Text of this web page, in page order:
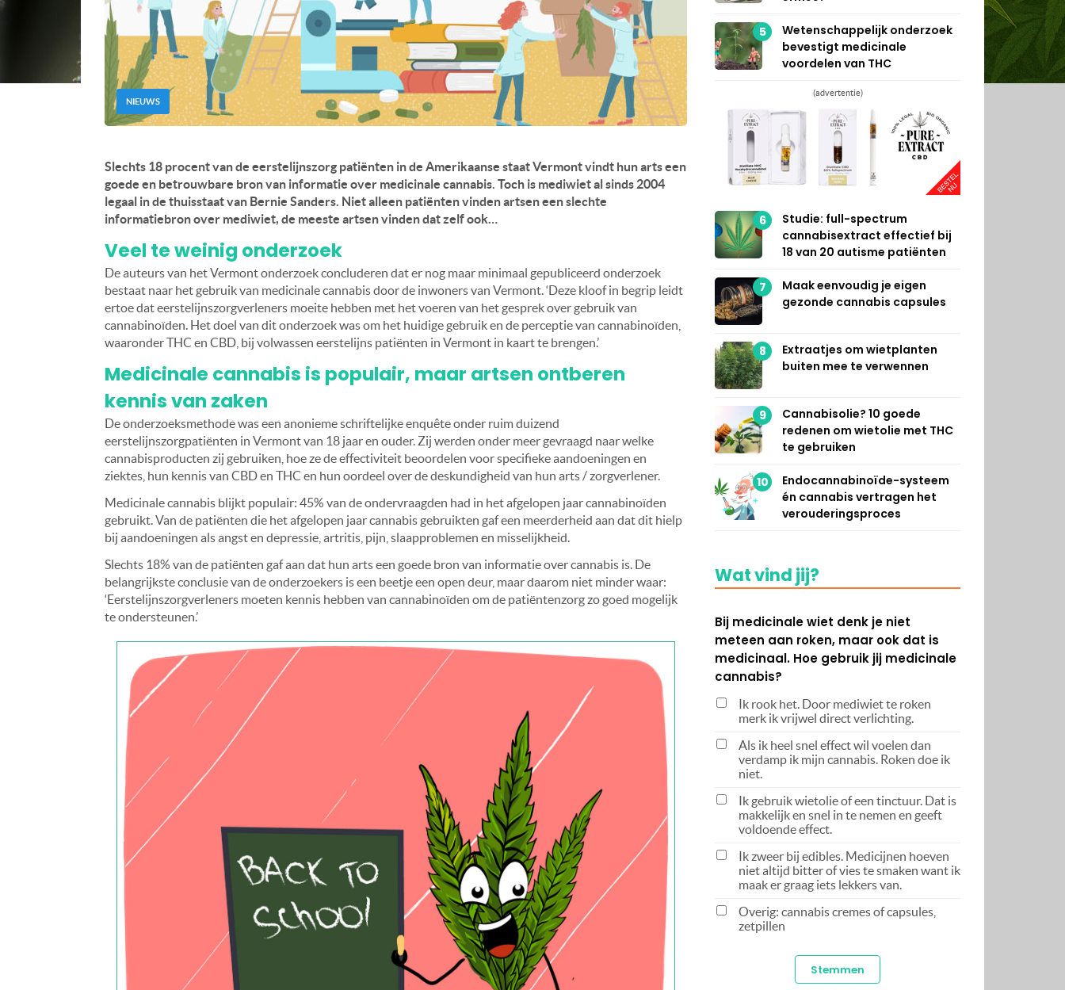
NIEUWS
Slechts 18 procent van de eerstelijnszorg patiënten in de Amerikaanse staat Vermont vindt hun arts een
goede en betrouwbare bron van informatie over medicinale cannabis. Toch is mediwiet al sinds 2004
legaal in de thuisstaat van Bernie Sanders. Niet alleen patiënten vinden artsen een slechte
informatiebron over mediwiet, de meeste artsen vinden dat zelf ook…
Veel te weinig onderzoek
De auteurs van het Vermont onderzoek concluderen dat er nog maar minimaal gepubliceerd onderzoek
bestaat naar het gebruik van medicinale cannabis door de inwoners van Vermont. ‘Deze kloof in begrip leidt
ertoe dat eerstelijnszorgverleners moeite hebben met het voeren van het gesprek over gebruik van
cannabinoïden. Het doel van dit onderzoek was om het huidige gebruik en de perceptie van cannabinoïden,
waaronder THC en CBD, bij volwassen eerstelijns patiënten in Vermont in kaart te brengen.’
Medicinale cannabis is populair, maar artsen ontberen
kennis van zaken
De onderzoeksmethode was een anonieme schriftelijke enquête onder ruim duizend
eerstelijnszorgpatiënten in Vermont van 18 jaar en ouder. Zij werden onder meer gevraagd naar welke
cannabisproducten zij gebruiken, hoe ze de effectiviteit beoordelen voor specifieke aandoeningen en
ziektes, hun kennis van CBD en THC en hun oordeel over de deskundigheid van hun arts / zorgverlener.
Medicinale cannabis blijkt populair: 45% van de ondervraagden had in het afgelopen jaar cannabinoïden
gebruikt. Van de patiënten die het afgelopen jaar cannabis gebruikten gaf een meerderheid aan dat dit hielp
bij aandoeningen als angst en depressie, artritis, pijn, slaapproblemen en misselijkheid.
Slechts 18% van de patiënten gaf aan dat hun arts een goede bron van informatie over cannabis is. De
belangrijkste conclusie van de onderzoekers is een beetje een open deur, maar daarom niet minder waar:
‘Eerstelijnszorgverleners moeten kennis hebben van cannabinoïden om de patiëntenzorg zo goed mogelijk
te ondersteunen.’
5
Wetenschappelijk onderzoek
bevestigt medicinale
voordelen van THC
(advertentie)
6
Studie: full-spectrum
cannabisextract effectief bij
18 van 20 autisme patiënten
7
Maak eenvoudig je eigen
gezonde cannabis capsules
8
Extraatjes om wietplanten
buiten mee te verwennen
9
Cannabisolie? 10 goede
redenen om wietolie met THC
te gebruiken
10
Endocannabinoïde-systeem
én cannabis vertragen het
verouderingsproces
Wat vind jij?
Bij medicinale wiet denk je niet
meteen aan roken, maar ook dat is
medicinaal. Hoe gebruik jij medicinale
cannabis?
Ik rook het. Door mediwiet te roken
merk ik vrijwel direct verlichting.
Als ik heel snel effect wil voelen dan
verdamp ik mijn cannabis. Roken doe ik
niet.
Ik gebruik wietolie of een tinctuur. Dat is
makkelijk en snel in te nemen en geeft
voldoende effect.
Ik zweer bij edibles. Medicijnen hoeven
niet altijd bitter of vies te smaken want ik
maak er graag iets lekkers van.
Overig: cannabis cremes of capsules,
zetpillen